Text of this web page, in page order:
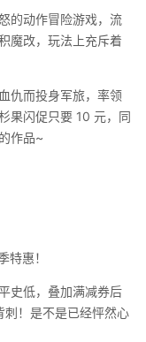
的动作冒险游戏，流
魔改，玩法上充斥着
仇而投身军旅，率领
果闪促只要 10 元，同
作品~
惠！
史低，叠加满减券后
！是不是已经怦然心